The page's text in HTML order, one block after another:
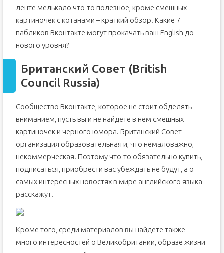
Английский язык
Фильмы на английском языке с субтитрами
Топ-групп «ВКонтакте», с которыми ты быстро выучишь
английский
«Английский в опросах» (1,3 млн)
Movies in English (506 тыс)
«Английский для русских» (45 тыс)
«Английский для ленивых» (427 тыс)
« Словарный запас» (2,1 млн)
«Daily English: английский по фильмам» (483
тыс)
«Английский в опросах» (32 тыс)
ленте мелькало что-то полезное, кроме смешных
картиночек с котанами – краткий обзор. Какие 7
пабликов Вконтакте могут прокачать ваш English до
нового уровня?
Британский Совет (British
Council Russia)
Сообщество Вконтакте, которое не стоит обделять
вниманием, пусть вы и не найдете в нем смешных
картиночек и черного юмора. Британский Совет –
организация образовательная и, что немаловажно,
некоммерческая. Поэтому что-то обязательно купить,
подписаться, приобрести вас убеждать не будут, а о
самых интересных новостях в мире английского языка –
расскажут.
Кроме того, среди материалов вы найдете также
много интересностей о Великобритании, образе жизни